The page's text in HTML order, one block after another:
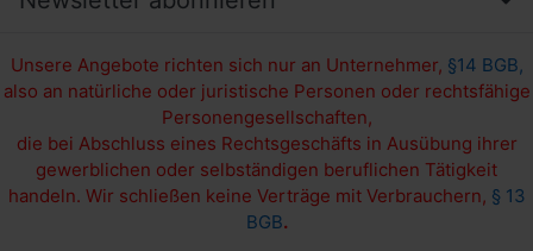
Unsere Angebote richten sich nur an Unternehmer, §14 BGB,
also an natürliche oder juristische Personen oder rechtsfähige
Personengesellschaften,
die bei Abschluss eines Rechtsgeschäfts in Ausübung ihrer
gewerblichen oder selbständigen beruflichen Tätigkeit
handeln. Wir schließen keine Verträge mit Verbrauchern, § 13
BGB.